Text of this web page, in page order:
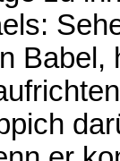
Babel,